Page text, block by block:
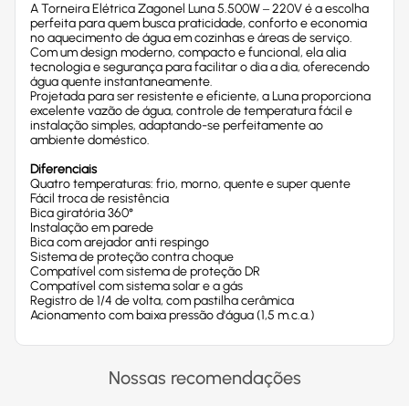
A Torneira Elétrica Zagonel Luna 5.500W – 220V é a escolha
perfeita para quem busca praticidade, conforto e economia
no aquecimento de água em cozinhas e áreas de serviço.
Com um design moderno, compacto e funcional, ela alia
tecnologia e segurança para facilitar o dia a dia, oferecendo
água quente instantaneamente.
Projetada para ser resistente e eficiente, a Luna proporciona
excelente vazão de água, controle de temperatura fácil e
instalação simples, adaptando-se perfeitamente ao
ambiente doméstico.
Diferenciais
Quatro temperaturas: frio, morno, quente e super quente
Fácil troca de resistência
Bica giratória 360°
Instalação em parede
Bica com arejador anti respingo
Sistema de proteção contra choque
Compatível com sistema de proteção DR
Compatível com sistema solar e a gás
Registro de 1/4 de volta, com pastilha cerâmica
Acionamento com baixa pressão d'água (1,5 m.c.a.)
Nossas recomendações